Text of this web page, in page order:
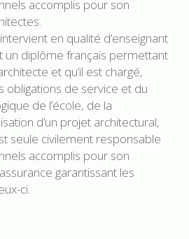
accomplis pour son
en qualité d’enseignant
un diplôme français permettant
et qu’il est chargé,
obligations de service et du
de l’école, de la
d’un projet architectural,
seule civilement responsable
accomplis pour son
garantissant les
ci.